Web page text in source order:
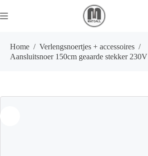
naar
de
Home / Verlengsnoertjes + accessoires /
Aansluitsnoer 150cm geaarde stekker 230V